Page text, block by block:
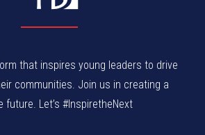
that inspires young leaders to drive
communities. Join us in creating a
future. Let’s #InspiretheNext